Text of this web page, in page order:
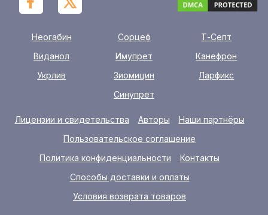
Неогабин Сорцеф
Т-Септ
Виданол
Имупрет
Канефрон
Укрлив
Зиомицин
Ларфикс
Синупрет
Лицензии и свидетельства Авторы
Наши партнёры
Пользовательское соглашение
Политика конфиденциальности
Контакты
Способы доставки и оплаты
Условия возврата товаров